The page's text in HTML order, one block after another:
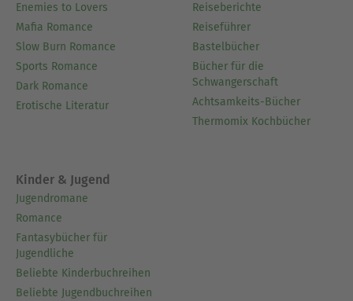
Enemies to Lovers
Mafia Romance
Slow Burn Romance
Sports Romance
Dark Romance
Erotische Literatur
Reiseberichte
Reiseführer
Bastelbücher
Bücher für die
Schwangerschaft
Achtsamkeits-Bücher
Thermomix Kochbücher
Kinder & Jugend
Jugendromane
Romance
Fantasybücher für
Jugendliche
Beliebte Kinderbuchreihen
Beliebte Jugendbuchreihen